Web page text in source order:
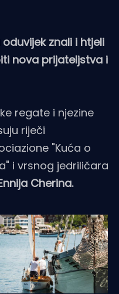
znali i htjeli
nova prijateljstva i
regate i njezine
riječi
"Kuća o
i vrsnog jedriličara
Cherina.